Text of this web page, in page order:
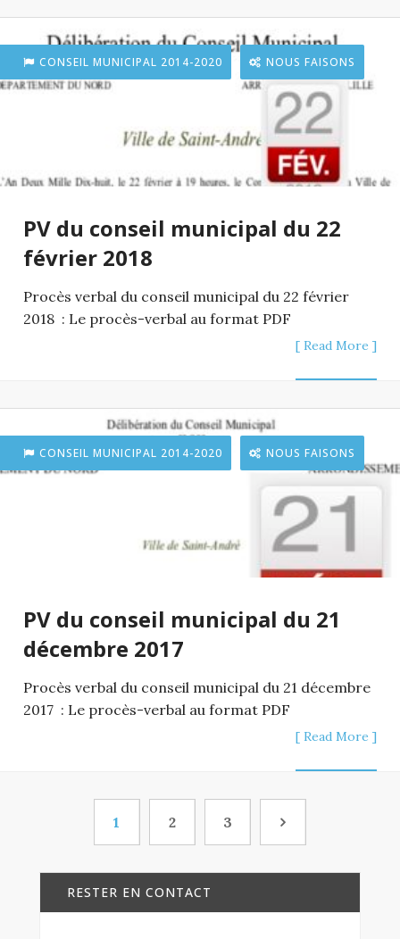
CONSEIL MUNICIPAL 2014-2020 NOUS FAISONS
PV du conseil municipal du 22
février 2018
Procès verbal du conseil municipal du 22 février
2018 : Le procès-verbal au format PDF
[ Read More ]
CONSEIL MUNICIPAL 2014-2020 NOUS FAISONS
PV du conseil municipal du 21
décembre 2017
Procès verbal du conseil municipal du 21 décembre
2017 : Le procès-verbal au format PDF
[ Read More ]
1 2 3
RESTER EN CONTACT